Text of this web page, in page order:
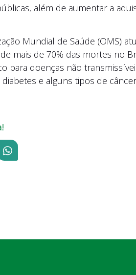
além de aumentar a
Mundial de Saúde (OMS)
mais de 70% das mortes no
para doenças não
e alguns tipos de